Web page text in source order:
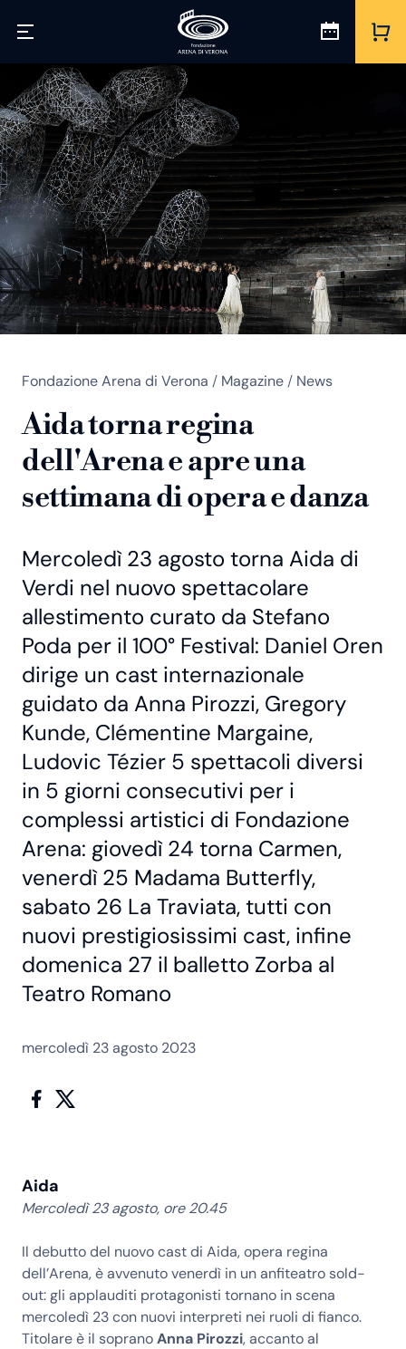
Fondazione Arena di Verona / Magazine / News
Aida torna regina
dell'Arena e apre una
settimana di opera e danza
Mercoledì 23 agosto torna Aida di
Verdi nel nuovo spettacolare
allestimento curato da Stefano
Poda per il 100° Festival: Daniel Oren
dirige un cast internazionale
guidato da Anna Pirozzi, Gregory
Kunde, Clémentine Margaine,
Ludovic Tézier 5 spettacoli diversi
in 5 giorni consecutivi per i
complessi artistici di Fondazione
Arena: giovedì 24 torna Carmen,
venerdì 25 Madama Butterfly,
sabato 26 La Traviata, tutti con
nuovi prestigiosissimi cast, infine
domenica 27 il balletto Zorba al
Teatro Romano
mercoledì 23 agosto 2023
Aida
Mercoledì 23 agosto, ore 20.45
Il debutto del nuovo cast di Aida, opera regina
dell’Arena, è avvenuto venerdì in un anfiteatro sold-
out: gli applauditi protagonisti tornano in scena
mercoledì 23 con nuovi interpreti nei ruoli di fianco.
Titolare è il sopranoAnna Pirozzi, accanto al